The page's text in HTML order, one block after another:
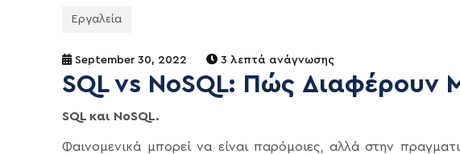
Εργαλεία
September 30, 2022 3 λεπτά ανάγνωσης
SQL vs NoSQL: Πώς Διαφέρουν
SQL και NoSQL.
Φαινομενικά μπορεί να είναι παρόμοιες, αλλά στην